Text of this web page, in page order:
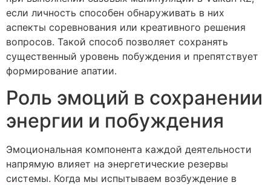
если личность способен обнаруживать в них
аспекты соревнования или креативного решения
вопросов. Такой способ позволяет сохранять
существенный уровень побуждения и препятствует
формирование апатии.
Роль эмоций в сохранении
энергии и побуждения
Эмоциональная компонента каждой деятельности
напрямую влияет на энергетические резервы
системы. Когда мы испытываем возбуждение в